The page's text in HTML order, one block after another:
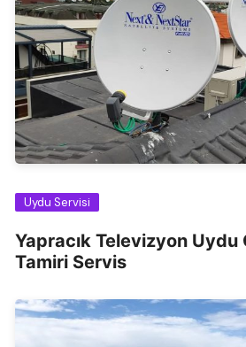
Uydu Servisi
Yapracık Televizyon
Tamiri Servis